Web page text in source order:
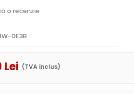
o recenzie
DE3B
Lei (TVA inclus)